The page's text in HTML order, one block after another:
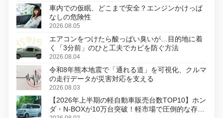
車内での仮眠、どこまで安全？エンジンかけっぱ
なしの危険性
2026.08.05
エアコンをつけたら酸っぱい臭いが…目的地に着
く「3分前」のひと工夫でカビを防ぐ方法
2026.08.04
令和8年熊本地震で「通れる道」を可視化、クルマ
の走行データが災害対応を支える
2026.08.03
【2026年上半期の軽自動車販売台数TOP10】ホン
ダ・N-BOXが10万台突破！軽市場で圧倒的な存在